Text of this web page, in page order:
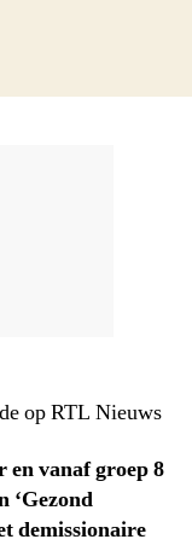
op RTL Nieuws
en vanaf groep 8
‘Gezond
demissionaire